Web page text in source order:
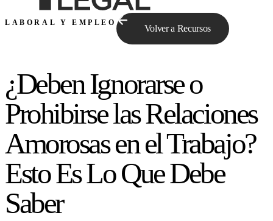
Preguntale a Qe...
LABORAL Y EMPLEO
Volver a Recursos
¿Deben Ignorarse o
Prohibirse las Relaciones
Amorosas en el Trabajo?
Esto Es Lo Que Debe
Saber